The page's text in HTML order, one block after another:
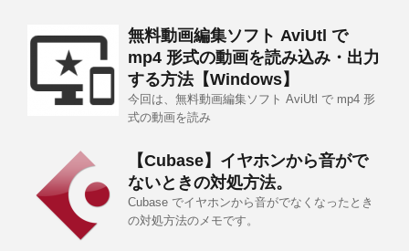
無料動画編集ソフト AviUtl で
mp4 形式の動画を読み込み・出力
する方法【Windows】
今回は、無料動画編集ソフト AviUtl で mp4 形
式の動画を読み
【Cubase】イヤホンから音がで
ないときの対処方法。
Cubase でイヤホンから音がでなくなったとき
の対処方法のメモです。